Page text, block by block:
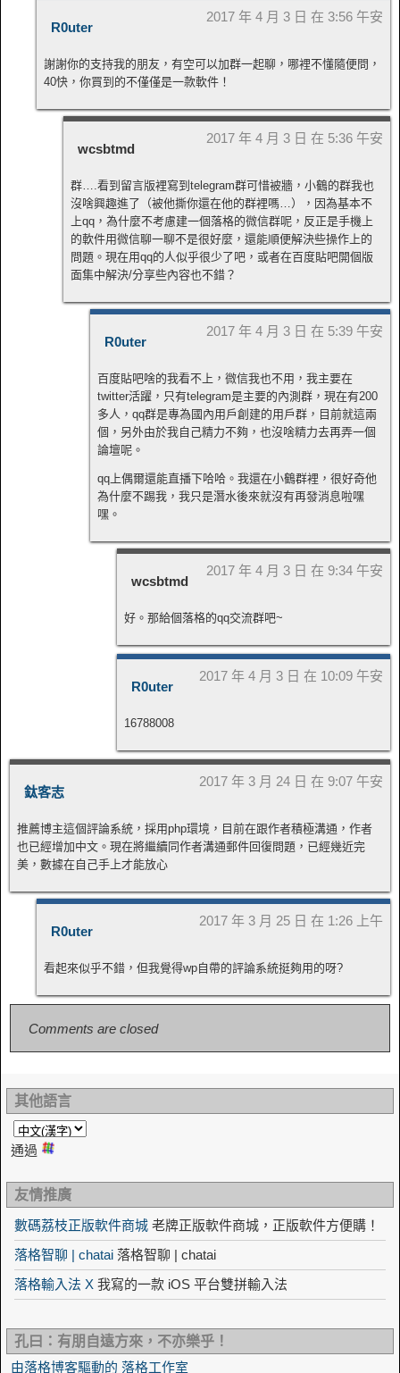
R0uter
2017 年 4 月 3 日 在 3:56 午安
謝謝你的支持我的朋友，有空可以加群一起聊，哪裡不懂隨便問，
40快，你買到的不僅僅是一款軟件！
wcsbtmd
2017 年 4 月 3 日 在 5:36 午安
群….看到留言版裡寫到telegram群可惜被牆，小鶴的群我也
沒啥興趣進了（被他撕你還在他的群裡嗎…），因為基本不
上qq，為什麼不考慮建一個落格的微信群呢，反正是手機上
的軟件用微信聊一聊不是很好麼，還能順便解決些操作上的
問題。現在用qq的人似乎很少了吧，或者在百度貼吧開個版
面集中解決/分享些內容也不錯？
R0uter
2017 年 4 月 3 日 在 5:39 午安
百度貼吧啥的我看不上，微信我也不用，我主要在
twitter活躍，只有telegram是主要的內測群，現在有200
多人，qq群是專為國內用戶創建的用戶群，目前就這兩
個，另外由於我自己精力不夠，也沒啥精力去再弄一個
論壇呢。
qq上偶爾還能直播下哈哈。我還在小鶴群裡，很好奇他
為什麼不踢我，我只是潛水後來就沒有再發消息啦嘿
嘿。
wcsbtmd
2017 年 4 月 3 日 在 9:34 午安
好。那給個落格的qq交流群吧~
R0uter
2017 年 4 月 3 日 在 10:09 午安
16788008
鈦客志
2017 年 3 月 24 日 在 9:07 午安
推薦博主這個評論系統，採用php環境，目前在跟作者積極溝通，作者
也已經增加中文。現在將繼續同作者溝通郵件回復問題，已經幾近完
美，數據在自己手上才能放心
R0uter
2017 年 3 月 25 日 在 1:26 上午
看起來似乎不錯，但我覺得wp自帶的評論系統挺夠用的呀?
Comments are closed
其他語言
通過
友情推廣
數碼荔枝正版軟件商城 老牌正版軟件商城，正版軟件方便購！
落格智聊 | chatai 落格智聊 | chatai
落格輸入法 X 我寫的一款 iOS 平台雙拼輸入法
孔曰：有朋自遠方來，不亦樂乎！
由落格博客驅動的 落格工作室